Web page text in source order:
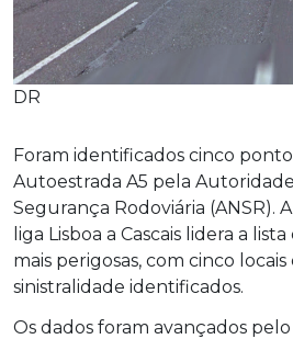
DR
Foram identificados cinco
Autoestrada A5 pela
Segurança Rodoviária (ANSR).
liga Lisboa a Cascais lidera a
mais perigosas, com cinco
sinistralidade identificados.
Os dados foram avançados